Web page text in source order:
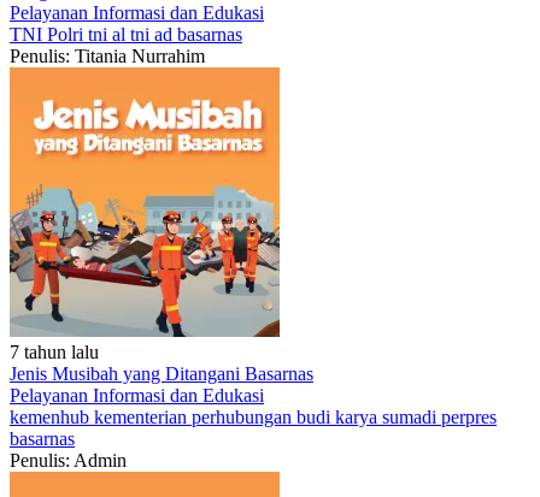
Pelayanan Informasi dan Edukasi
TNI Polri tni al tni ad basarnas
Penulis: Titania Nurrahim
7 tahun lalu
Jenis Musibah yang Ditangani Basarnas
Pelayanan Informasi dan Edukasi
kemenhub kementerian perhubungan budi karya sumadi perpres
basarnas
Penulis: Admin